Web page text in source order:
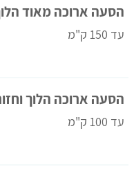
הסעה ארוכה מאוד
עד 150 ק"מ
הסעה ארוכה הלוך
עד 100 ק"מ